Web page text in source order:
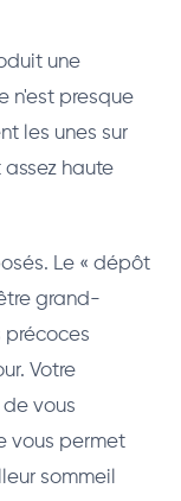
une
n'est presque
les unes sur
haute
Le « dépôt
grand-
précoces
Votre
vous
vous permet
sommeil